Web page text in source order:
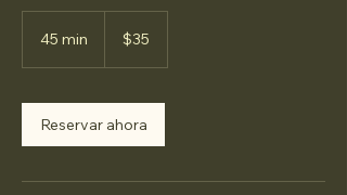
45 min
m
i
n
pesos
mexicanos
$35
Reservar ahora